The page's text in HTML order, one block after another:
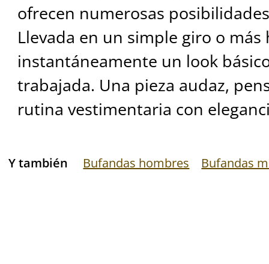
ofrecen numerosas
Llevada en un simple giro o
instantáneamente un look
trabajada. Una pieza audaz,
rutina vestimentaria con
Y también Bufandas hombres Bufandas